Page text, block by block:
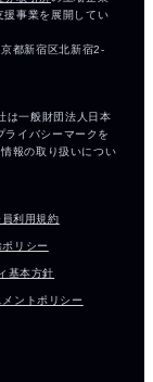
利用規約
リシー
基本方針
ントポリシー